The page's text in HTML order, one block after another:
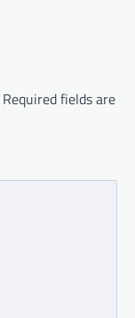
Required fields are